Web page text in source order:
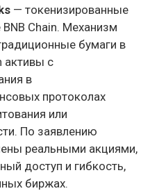
— токенизированные
Chain. Механизм
бумаги в
активы с
в
протоколах
или
По заявлению
реальными акциями,
доступ и гибкость,
биржах.